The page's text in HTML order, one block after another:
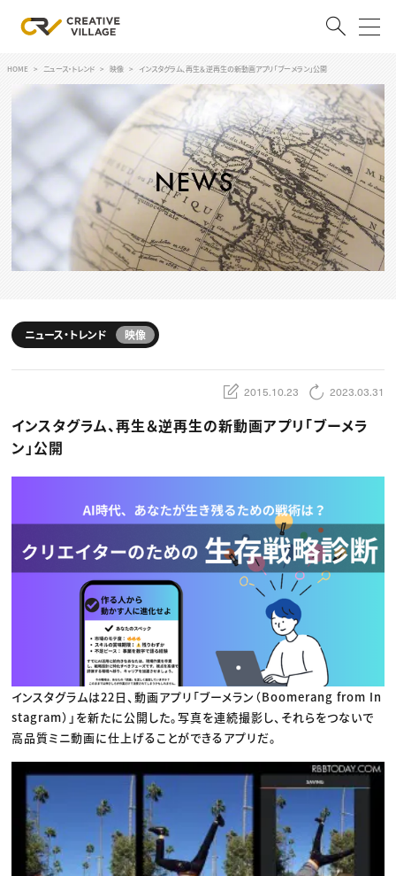
ログイン 会員登録
RECRUIT
クリエイター求人を探す
CREATIVE JOB求人検索
特集求人
採用説明会
スキルアップしたい！
デザイン
編集・ライティング
マーケティング
ディレクション
業界解説・キャリア事情
お役立ち基礎知識
TOP Creator’s コラム
Webクリエイター
アプリクリエイター
ゲームクリエイター
映像クリエイター
マーケッター
C＆R Magazine
セミナー
映像
広告
出版
CREATIVE VILLAGEからのお知らせ
プロフェッショナル×つながる×メディア
HOME ニュース・トレンド 映像 インスタグラム、再生＆逆再生の新動画アプリ「ブーメラン」公開
ニュース・トレンド 映像
2015.10.23 2023.03.31
インスタグラム、再生＆逆再生の新動画アプリ「ブーメラ
ン」公開
インスタグラムは22日、動画アプリ「ブーメラン（Boomerang from In
stagram）」を新たに公開した。写真を連続撮影し、それらをつないで
高品質ミニ動画に仕上げることができるアプリだ。